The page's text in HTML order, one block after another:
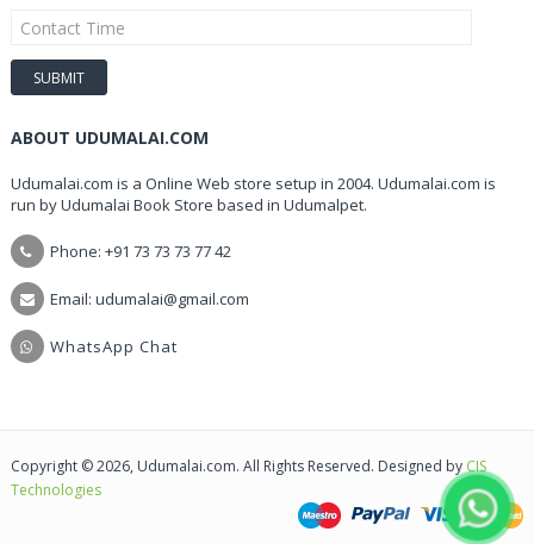
ABOUT UDUMALAI.COM
Udumalai.com is a Online Web store setup in 2004. Udumalai.com is
run by Udumalai Book Store based in Udumalpet.
Phone: +91 73 73 73 77 42
Email: udumalai@gmail.com
WhatsApp Chat
Copyright © 2026, Udumalai.com. All Rights Reserved. Designed by CIS
Technologies